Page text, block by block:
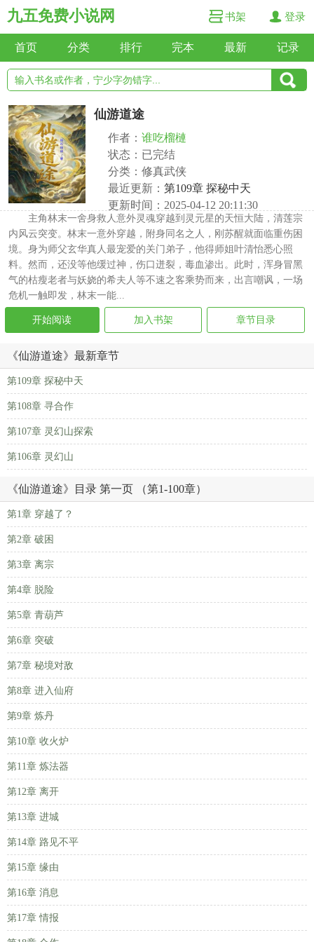
九五免费小说网 书架 登录
首页 分类 排行 完本 最新 记录
仙游道途
作者： 谁吃榴槤
状态：已完结
分类：修真武侠
最近更新： 第109章 探秘中天
更新时间：2025-04-12 20:11:30
主角林末一舍身救人意外灵魂穿越到灵元星的天恒大陆，清莲宗
内风云突变。林末一意外穿越，附身同名之人，刚苏醒就面临重伤困
境。身为师父玄华真人最宠爱的关门弟子，他得师姐叶清怡悉心照
料。然而，还没等他缓过神，伤口迸裂，毒血渗出。此时，浑身冒黑
气的枯瘦老者与妖娆的希夫人等不速之客乘势而来，出言嘲讽，一场
危机一触即发，林末一能...
开始阅读 加入书架 章节目录
《仙游道途》最新章节
第109章 探秘中天
第108章 寻合作
第107章 灵幻山探索
第106章 灵幻山
《仙游道途》目录 第一页 （第1-100章）
第1章 穿越了？
第2章 破困
第3章 离宗
第4章 脱险
第5章 青葫芦
第6章 突破
第7章 秘境对敌
第8章 进入仙府
第9章 炼丹
第10章 收火炉
第11章 炼法器
第12章 离开
第13章 进城
第14章 路见不平
第15章 缘由
第16章 消息
第17章 情报